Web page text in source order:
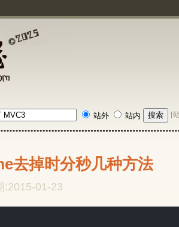
站外 站内 [
去掉时分秒几种方法
01-23